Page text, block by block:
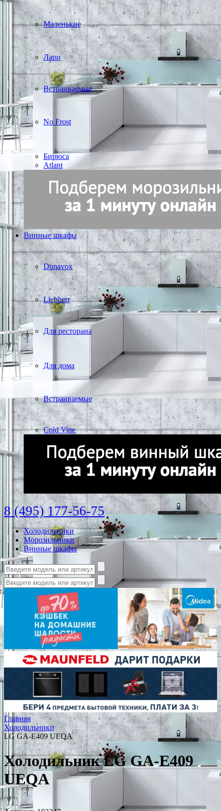
Маленькие
Лари
Встраиваемые
No Frost
Бирюса
Atlant
Винные шкафы
Dunavox
Liebherr
Для ресторана
Для дома
Встраиваемые
Cold Vine
8 (495) 177-56-75
Холодильники
Морозильники
Винные шкафы
Главная
Холодильники
LG GA-E409 UEQA
Холодильник LG GA-E409
UEQA